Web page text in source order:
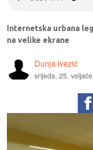
Internetska urbana
na velike ekrane
Dunja Ivezić
srijeda, 25.